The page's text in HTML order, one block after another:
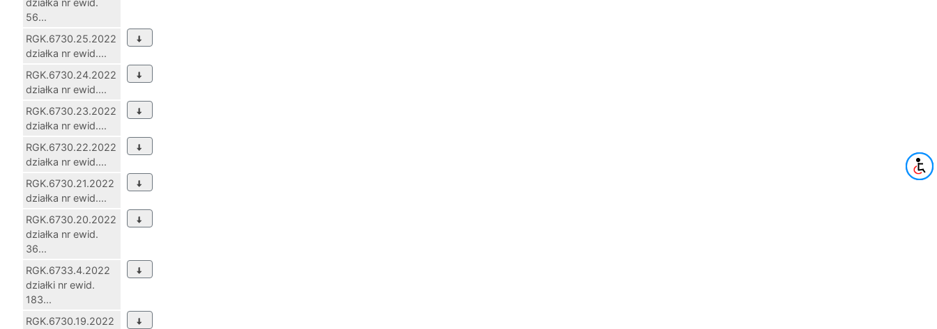
działka nr ewid.
56...
RGK.6730.25.2022
działka nr ewid....
RGK.6730.24.2022
działka nr ewid....
RGK.6730.23.2022
działka nr ewid....
RGK.6730.22.2022
działka nr ewid....
RGK.6730.21.2022
działka nr ewid....
RGK.6730.20.2022
działka nr ewid.
36...
RGK.6733.4.2022
działki nr ewid.
183...
RGK.6730.19.2022